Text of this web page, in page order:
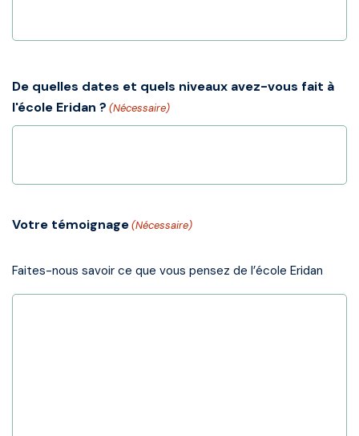
De quelles dates et quels niveaux avez-vous fait à
l'école Eridan ? (Nécessaire)
Votre témoignage(Nécessaire)
Faites-nous savoir ce que vous pensez de l’école Eridan